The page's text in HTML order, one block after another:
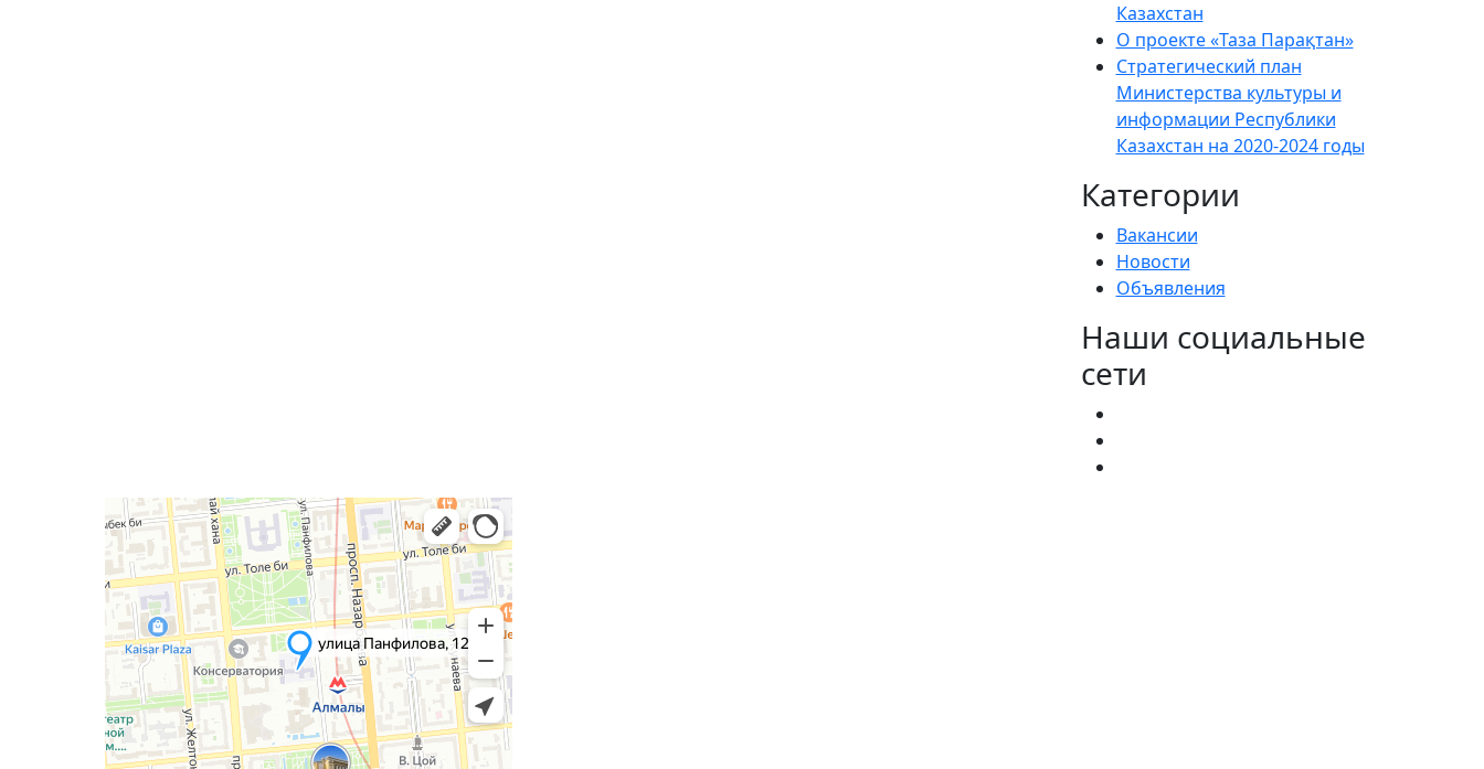
Казахстан
О проекте «Таза Парақтан»
Стратегический план
Министерства культуры и
информации Республики
Казахстан на 2020-2024 годы
Категории
Вакансии
Новости
Объявления
Наши социальные
сети